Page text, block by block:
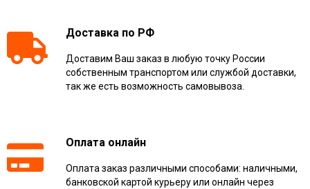
Доставка по РФ
Доставим Ваш заказ в любую точку России
собственным транспортом или службой доставки,
так же есть возможность самовывоза.
Оплата онлайн
Оплата заказ различными способами: наличными,
банковской картой курьеру или онлайн через